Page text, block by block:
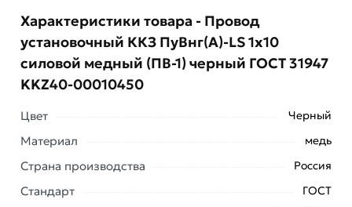
Характеристики товара - Провод
установочный ККЗ ПуВнг(А)-LS 1х10
силовой медный (ПВ-1) черный ГОСТ 31947
KKZ40-00010450
Цвет Черный
Материал медь
Страна производства Россия
Стандарт ГОСТ